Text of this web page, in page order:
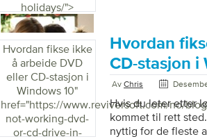
holidays/">
Beskytt ditt
bli svindlet.
Hvordan fikse ikke
å arbeide DVD
eller CD-stasjon i
Windows 10"
href="https://www.reviversoft.com/no/
not-working-dvd-
or-cd-drive-in-
Hvordan
CD-stasjon i
Av Chris
Hvis du leter etter
kommet til rett
nyttig for de fleste